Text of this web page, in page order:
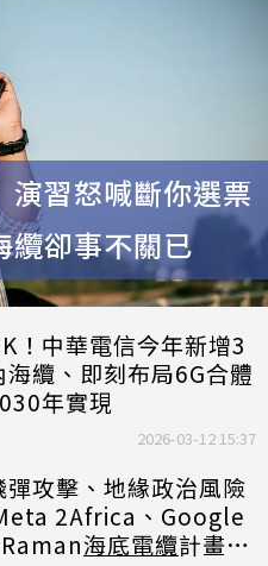
習怒喊斷你選票
纜卻事不關已
！中華電信今年新增3
海纜、即刻布局6G合體
年實現
2026-03-12 15:37
彈攻擊、地緣政治風險
2Africa、Google
海底電纜計畫傳